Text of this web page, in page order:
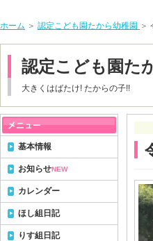
ホーム ＞ 認定こども園たから幼稚園 ＞
認定こども園た
大きくはばたけ! たからの子!!
基本情報
お知らせNEW
カレンダー
ほし組日記
りす組日記